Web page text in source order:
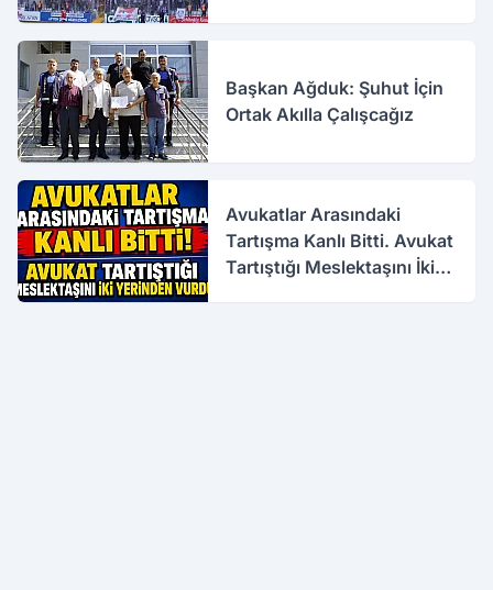
Başkan Ağduk: Şuhut İçin
Ortak Akılla Çalışcağız
Avukatlar Arasındaki
Tartışma Kanlı Bitti. Avukat
Tartıştığı Meslektaşını İki